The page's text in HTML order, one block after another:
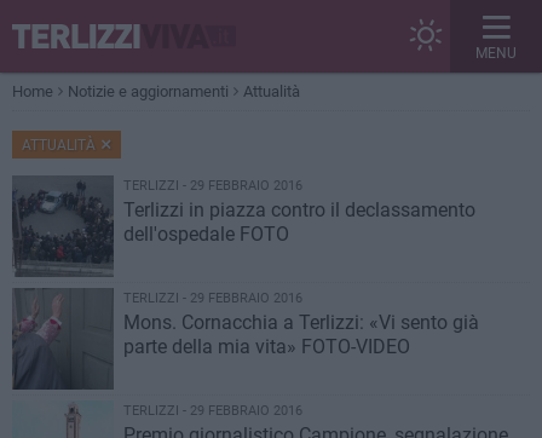
MENU
Home Notizie e aggiornamenti Attualità
ATTUALITÀ
TERLIZZI - 29 FEBBRAIO 2016
Terlizzi in piazza contro il declassamento
dell'ospedale FOTO
TERLIZZI - 29 FEBBRAIO 2016
Mons. Cornacchia a Terlizzi: «Vi sento già
parte della mia vita» FOTO-VIDEO
TERLIZZI - 29 FEBBRAIO 2016